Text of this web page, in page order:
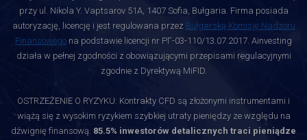
przy ul. Nikola Y. Vaptsarov 51A, 1407 Sofia, Bułgaria. Firma posiada
autoryzację, licencję i jest regulowana przez Bułgarską Komisję Nadzoru
Finansowego na podstawie licencji nr РГ-03-110/13.07.2017. Ainvesting
działa w pełnej zgodności z obowiązującymi przepisami regulacyjnymi
zgodnie z Dyrektywą MiFID.
OSTRZEŻENIE O RYZYKU: Kontrakty CFD są złożonymi instrumentami i
wiążą się z wysokim ryzykiem szybkiej utraty pieniędzy ze względu na
dźwignię finansową. 85.5% inwestorów detalicznych traci pieniądze